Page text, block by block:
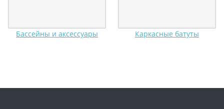
Бассейны и аксессуары Каркасные батуты